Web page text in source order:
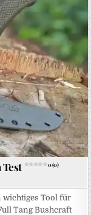
Test 0 (0)
wichtiges Tool für
Tang Bushcraft